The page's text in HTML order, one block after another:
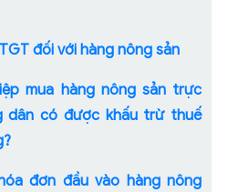
đối với hàng nông sản
mua hàng nông sản trực
dân có được khấu trừ thuế
đơn đầu vào hàng nông